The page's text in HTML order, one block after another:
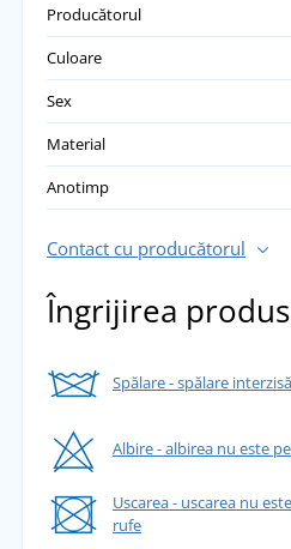
Producătorul
Culoare
Sex
Material
Anotimp
Contact cu producătorul
Îngrijirea
Spălare - spălare interzisă
Albire - albirea nu este
Uscarea - uscarea nu
rufe